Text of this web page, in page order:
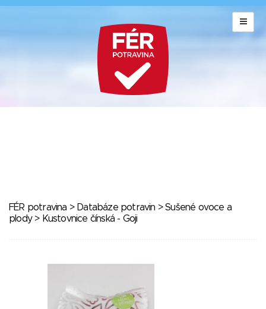
FÉR potravina > Databáze potravin >Sušené ovoce a
plody> Kustovnice čínská - Goji